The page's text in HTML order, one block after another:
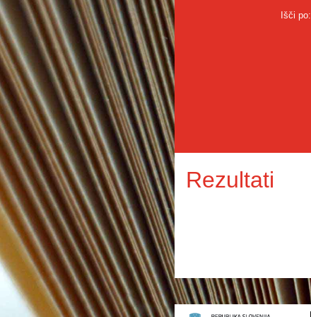
Išči po:
Rezultati